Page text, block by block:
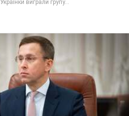
Українки виграли групу...